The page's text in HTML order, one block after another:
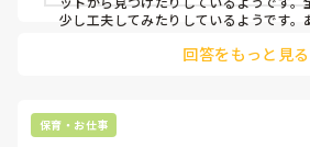
少し工夫してみたりしているようです。
雑誌は主にPriPriやPicoroなどです。ネ
回答をもっと見る
保育・お仕事